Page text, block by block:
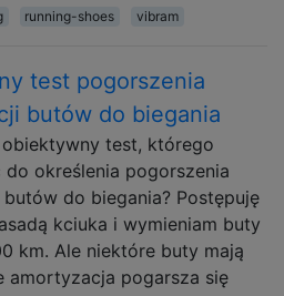
running-shoes vibram
test pogorszenia
butów do biegania
test, którego
do określenia pogorszenia
do biegania? Postępuję
kciuka i wymieniam buty
km. Ale niektóre buty mają
amortyzacja pogarsza się